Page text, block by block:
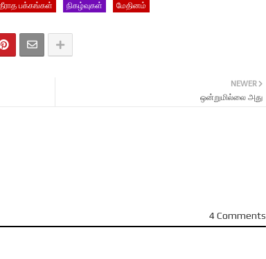
பக்கங்கள் நிகழ்வுகள் மேதினம்
NEWER
ஒன்றுமில்லை அது
4 Comments